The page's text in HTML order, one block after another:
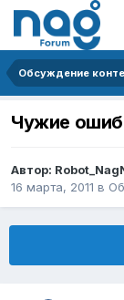
Обсуждение
Чужие
Автор:
16 марта, 2011 в